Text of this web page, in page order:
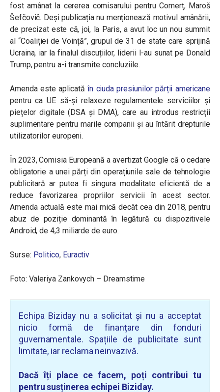
fost amânat la cererea comisarului pentru Comerț, Maroš
Šefčovič. Deși publicația nu menționează motivul amânării,
de precizat este că, joi, la Paris, a avut loc un nou summit
al “Coaliției de Voință”, grupul de 31 de state care sprijină
Ucraina, iar la finalul discuțiilor, liderii l-au sunat pe Donald
Trump, pentru a-i transmite concluziile.
Amenda este aplicată în ciuda presiunilor părții americane
pentru ca UE să-și relaxeze regulamentele serviciilor și
piețelor digitale (DSA și DMA), care au introdus restricții
suplimentare pentru marile companii și au întărit drepturile
utilizatorilor europeni.
În 2023, Comisia Europeană a avertizat Google că o cedare
obligatorie a unei părți din operațiunile sale de tehnologie
publicitară ar putea fi singura modalitate eficientă de a
reduce favorizarea propriilor servicii în acest sector.
Amenda actuală este mai mică decât cea din 2018, pentru
abuz de poziție dominantă în legătură cu dispozitivele
Android, de 4,3 miliarde de euro.
Surse: Politico, Euractiv
Foto: Valeriya Zankovych – Dreamstime
Echipa Biziday nu a solicitat și nu a acceptat
nicio formă de finanțare din fonduri
guvernamentale. Spațiile de publicitate sunt
limitate, iar reclama neinvazivă.
Dacă îți place ce facem, poți contribui tu
pentru susținerea echipei Biziday.